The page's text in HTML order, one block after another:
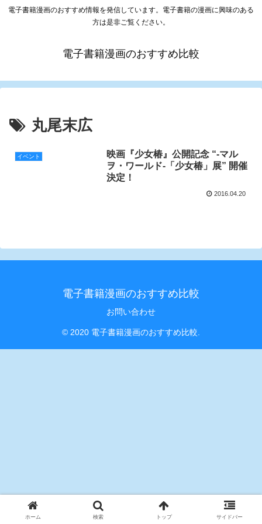
電子書籍漫画のおすすめ情報を発信しています。電子書籍の漫画に興味のある
方は是非ご覧ください。
電子書籍漫画のおすすめ比較
丸尾末広
イベント
映画『少女椿』公開記念 “-マル
ヲ・ワールド-「少女椿」展” 開催
決定！
2016.04.20
電子書籍漫画のおすすめ比較
お問い合わせ
© 2020 電子書籍漫画のおすすめ比較.
ホーム 検索 トップ サイドバー